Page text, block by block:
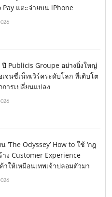
Pay แตะจ่ายบน iPhone
ปี Publicis Groupe อย่างยิ่งใหญ่
จนซี่เน็ทเวิร์คระดับโลก ที่เติบโต
การเปลี่ยนแปลง
‘The Odyssey’ How to ใช้ ‘กฎ
าง Customer Experience
าให้เหมือนเทพเจ้าปลอมตัวมา